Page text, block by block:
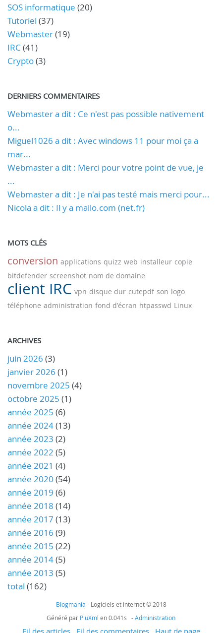
SOS informatique (20)
Tutoriel (37)
Webmaster(19)
IRC (41)
Crypto(3)
DERNIERS COMMENTAIRES
Webmaster a dit : Ce n'est pas possible nativement
o...
Miguel1026 a dit : Avec windows 11 pour moi ça a
mar...
Webmaster a dit : Merci pour votre point de vue, je
...
Webmaster a dit : Je n'ai pas testé mais merci pour...
Nicola a dit : Il y a mailo.com (net.fr)
MOTS CLÉS
conversion applications quizz web installeur copie
bitdefender screenshot nom de domaine
client IRC vpn disque dur cutepdf son logo
téléphone administration fond d'écran htpasswd Linux
ARCHIVES
juin 2026 (3)
janvier 2026 (1)
novembre 2025 (4)
octobre 2025 (1)
année 2025 (6)
année 2024(13)
année 2023 (2)
année 2022 (5)
année 2021 (4)
année 2020 (54)
année 2019 (6)
année 2018 (14)
année 2017 (13)
année 2016 (9)
année 2015 (22)
année 2014(5)
année 2013 (5)
total (162)
Blogmania - Logiciels et internet © 2018
Généré par PluXml en 0.041s -Administration
Fil des articles Fil des commentaires Haut de page